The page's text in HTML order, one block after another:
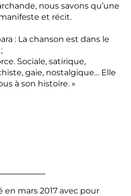
nous savons qu’une
et récit.
: La chanson est dans le
Sociale, satirique,
gaie, nostalgique… Elle
à son histoire. »
en mars 2017 avec pour